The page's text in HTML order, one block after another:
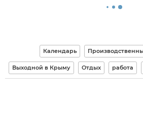
Календарь
Выходной в Крыму Отдых работа